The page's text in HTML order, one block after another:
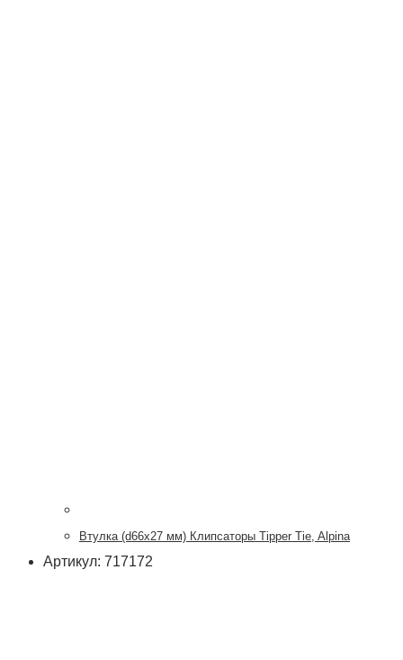
Втулка (d66x27 мм) Клипсаторы Tipper Tie, Alpina
Артикул: 717172